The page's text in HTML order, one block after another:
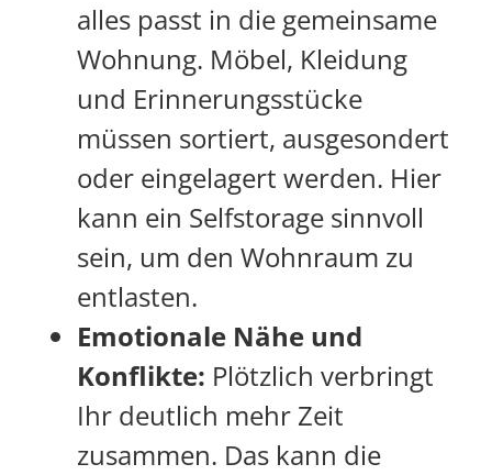
alles passt in die gemeinsame
Wohnung. Möbel, Kleidung
und Erinnerungsstücke
müssen sortiert, ausgesondert
oder eingelagert werden. Hier
kann ein Selfstorage sinnvoll
sein, um den Wohnraum zu
entlasten.
Emotionale Nähe und
Konflikte: Plötzlich verbringt
Ihr deutlich mehr Zeit
zusammen. Das kann die